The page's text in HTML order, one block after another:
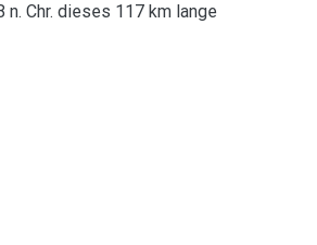
Chr. dieses 117 km lange